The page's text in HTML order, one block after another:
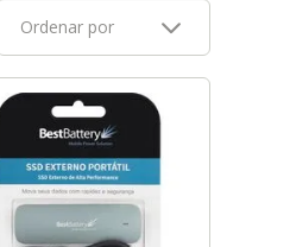
Ordenar por